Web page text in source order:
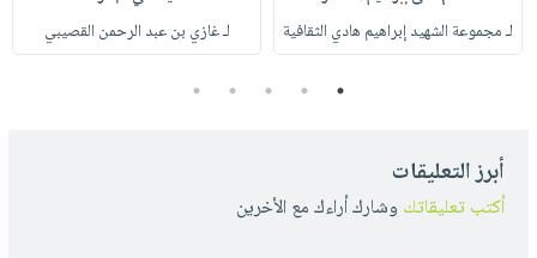
لـ مجموعة الشهيد إبراهيم هادي الثقافية
لـ غازي بن عبد الرحمن القصيبي
1
2
3
4
5
أبرز التعليقات
أكتب تعليقاتك وشارك أراءك مع الأخرين